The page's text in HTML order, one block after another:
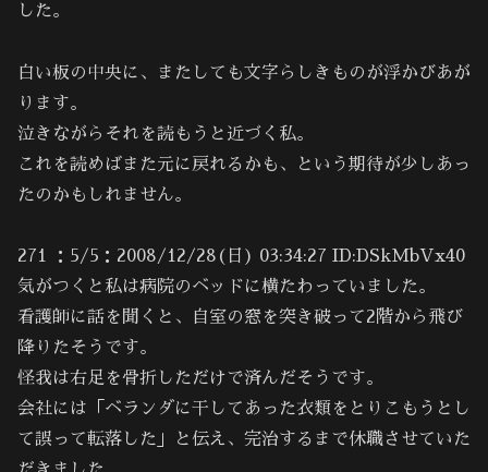
した。
白い板の中央に、またしても文字らしきものが浮かびあが
ります。
泣きながらそれを読もうと近づく私。
これを読めばまた元に戻れるかも、という期待が少しあっ
たのかもしれません。
271 ：5/5：2008/12/28(日) 03:34:27 ID:DSkMbVx40
気がつくと私は病院のベッドに横たわっていました。
看護師に話を聞くと、自室の窓を突き破って2階から飛び
降りたそうです。
怪我は右足を骨折しただけで済んだそうです。
会社には「ベランダに干してあった衣類をとりこもうとし
て誤って転落した」と伝え、完治するまで休職させていた